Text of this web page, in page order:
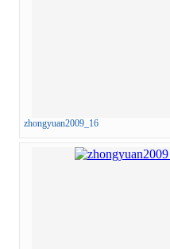
zhongyuan2009_16